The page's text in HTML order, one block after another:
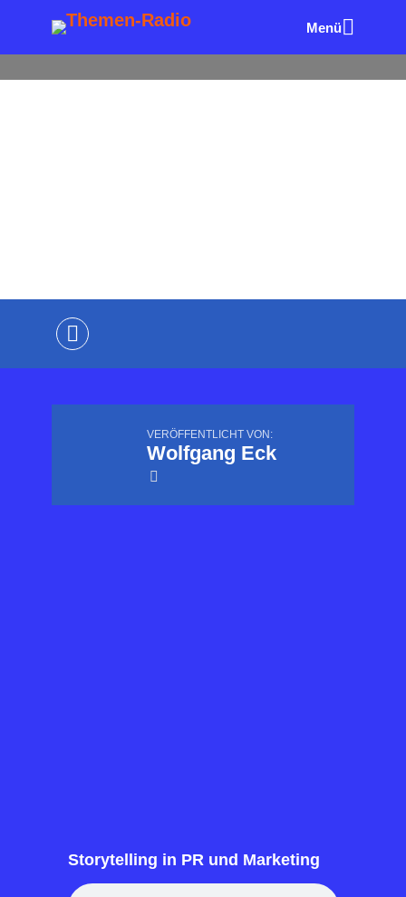
Menü
VERÖFFENTLICHT VON:
Wolfgang Eck
Storytelling in PR und Marketing